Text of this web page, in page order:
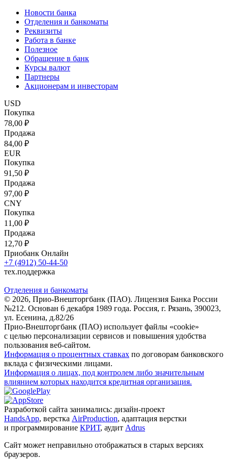
Новости банка
Отделения и банкоматы
Реквизиты
Работа в банке
Полезное
Обращение в банк
Курсы валют
Партнеры
Акционерам и инвесторам
USD
Покупка
78,00 ₽
Продажа
84,00 ₽
EUR
Покупка
91,50 ₽
Продажа
97,00 ₽
CNY
Покупка
11,00 ₽
Продажа
12,70 ₽
Приобанк Онлайн
+7 (4912) 50-44-50
тех.поддержка
Отделения и банкоматы
© 2026, Прио-Внешторгбанк (ПАО). Лицензия Банка России
№212. Основан 6 декабря 1989 года. Россия, г. Рязань, 390023,
ул. Есенина, д.82/26
Прио-Внешторгбанк (ПАО) использует файлы «cookie»
с целью персонализации сервисов и повышения удобства
пользования веб-сайтом.
Информация о процентных ставках по договорам банковского
вклада с физическими лицами.
Информация о лицах, под контролем либо значительным
влиянием которых находится кредитная организация.
Разработкой сайта занимались: дизайн-проект
HandsApp, верстка AirProduction, адаптация верстки
и программирование КРИТ, аудит Adrus
Сайт может неправильно отображаться в старых версиях
браузеров.